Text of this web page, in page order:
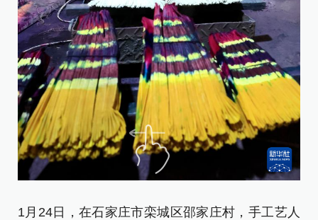
1月24日，在石家庄市栾城区邵家庄村，手工艺人